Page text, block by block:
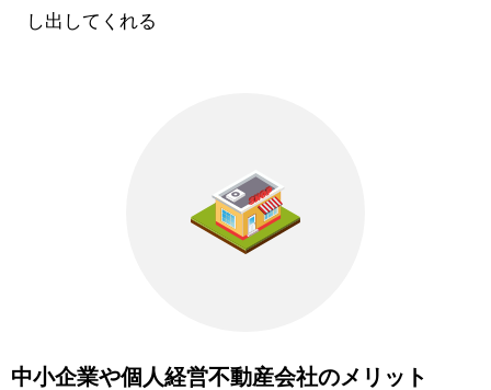
し出してくれる
中小企業や個人経営不動産会社のメリット